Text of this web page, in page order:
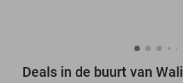
Deals in de buurt van